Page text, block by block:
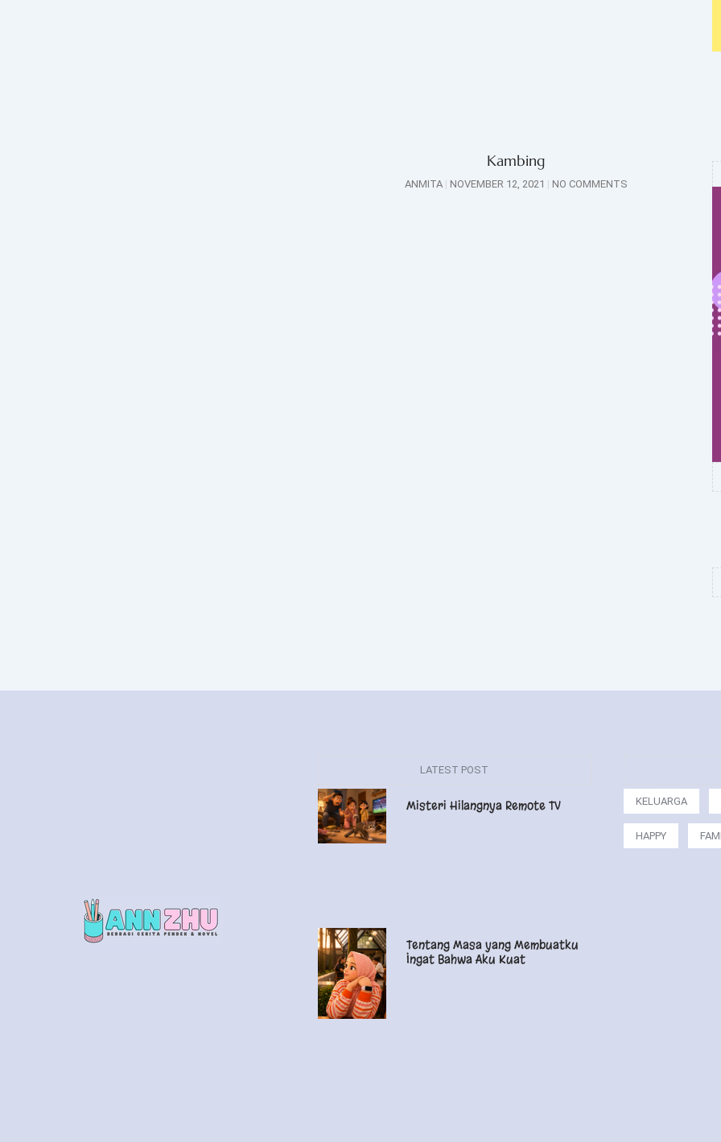
Kambing
ANMITA NOVEMBER 12, 2021 NO COMMENTS
LATEST POST
Misteri Hilangnya Remote TV
Tentang Masa yang Membuatku
Ingat Bahwa Aku Kuat
KELUARGA
HAPPY